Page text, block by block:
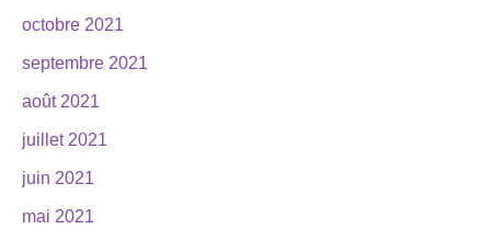
octobre 2021
septembre 2021
août 2021
juillet 2021
juin 2021
mai 2021